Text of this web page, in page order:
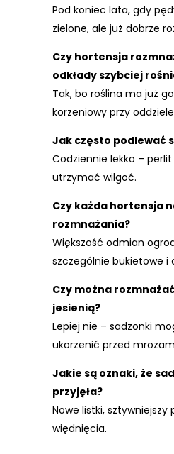
Pod koniec lata, gdy
zielone, ale już dobrze
Czy hortensja
odkłady szybciej
Tak, bo roślina ma już
korzeniowy przy
Jak często podlewać
Codziennie lekko –
utrzymać wilgoć.
Czy każda hortensja
rozmnażania?
Większość odmian
szczególnie bukietowe i
Czy można
jesienią?
Lepiej nie – sadzonki
ukorzenić przed
Jakie są oznaki, że
przyjęła?
Nowe listki, sztywniejszy
więdnięcia.